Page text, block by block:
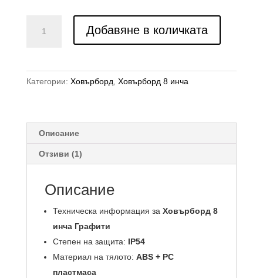
Графити
Добавяне в количката
Категории: Ховърборд Ховърборд 8 инча
Описание
Отзиви (1)
Описание
Техническа информация за Ховърборд 8
инча Графити
Степен на защита: IP54
Материал на тялото: ABS + PC
пластмаса